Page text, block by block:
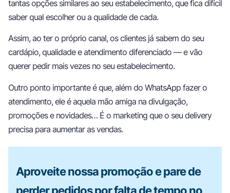
tantas opções similares ao seu estabelecimento, que fica difícil
saber qual escolher ou a qualidade de cada.
Assim, ao ter o próprio canal, os clientes já sabem do seu
cardápio, qualidade e atendimento diferenciado — e vão
querer pedir mais vezes no seu estabelecimento.
Outro ponto importante é que, além do WhatsApp fazer o
atendimento, ele é aquela mão amiga na divulgação,
promoções e novidades… É o marketing que o seu delivery
precisa para aumentar as vendas.
Aproveite nossa promoção e pare de
perder pedidos por falta de tempo no